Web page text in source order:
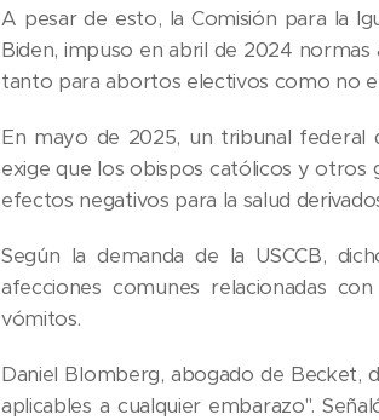
A pesar de esto, la Comisión para la
Biden, impuso en abril de 2024
tanto para abortos electivos como no
En mayo de 2025, un tribunal federal
exige que los obispos católicos y otros
efectos negativos para la salud
Según la demanda de la USCCB,
afecciones comunes relacionadas
vómitos.
Daniel Blomberg, abogado de Becket,
aplicables a cualquier embarazo".